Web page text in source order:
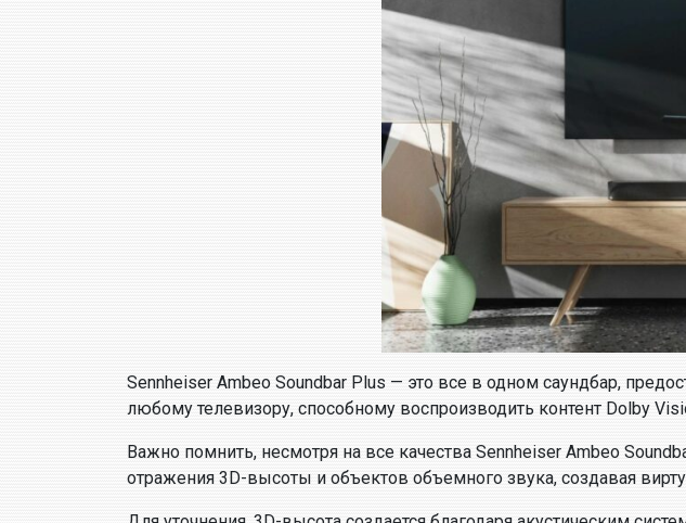
Sennheiser Ambeo Soundbar Plus — это все в одном саундбар,
любому телевизору, способному воспроизводить контент Dolby
Важно помнить, несмотря на все качества Sennheiser Ambeo
отражения 3D-высоты и объектов объемного звука, создавая